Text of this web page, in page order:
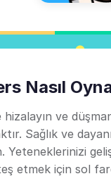
Nasıl
hizalayın ve
Sağlık ve
Yeteneklerinizi
etmek için sol